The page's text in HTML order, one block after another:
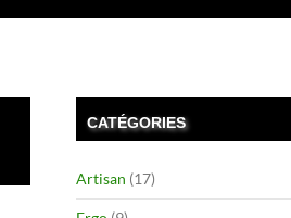
CATÉGORIES
Artisan (17)